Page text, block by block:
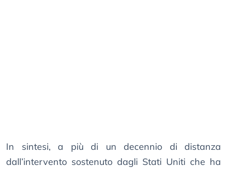
In sintesi, a più di un decennio di distanza
dall’intervento sostenuto dagli Stati Uniti che ha